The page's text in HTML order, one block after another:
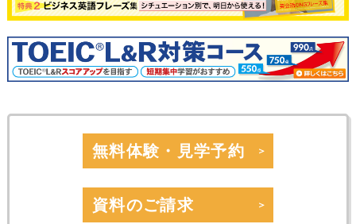
無料体験・見学予約
資料のご請求